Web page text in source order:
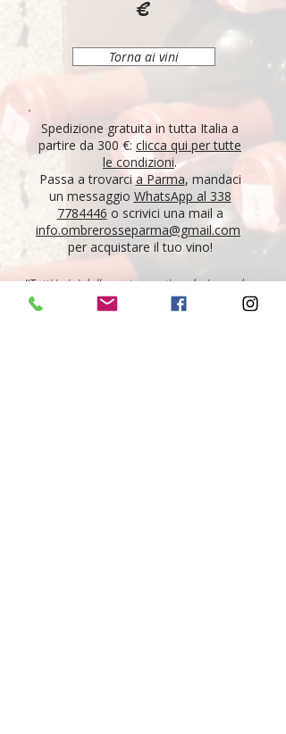
€
Torna ai vini
Spedizione gratuita in tutta Italia a
partire da 300 €: clicca qui per tutte
le condizioni.
Passa a trovarcia Parma, mandaci
un messaggio WhatsApp al 338
7784446 o scrivici una mail a
info.ombrerosseparma@gmail.com
per acquistare il tuo vino!
"Tutti i vini della nostra cantina derivano da un
lungo percorso di ricerca, iniziato nel 1995 con